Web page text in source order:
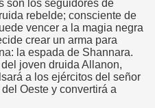
son los seguidores de
rebelde; consciente de
vencer a la magia negra
crear un arma para
la espada de Shannara.
joven druida Allanon,
a los ejércitos del señor
Oeste y convertirá a